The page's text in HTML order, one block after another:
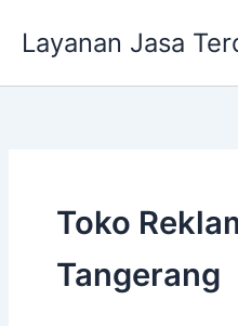
Layanan Jasa
Toko
Tangerang